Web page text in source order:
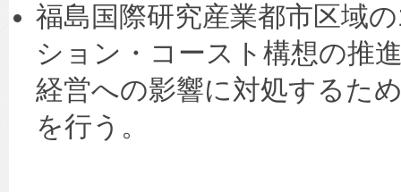
福島国際研究産業都市区域
ション・コースト構想の推
経営への影響に対処するた
を行う。